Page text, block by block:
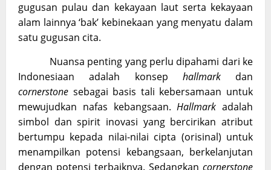
gugusan pulau dan kekayaan laut serta kekayaan
alam lainnya ‘bak’ kebinekaan yang menyatu dalam
satu gugusan cita.
Nuansa penting yang perlu dipahami dari ke
Indonesiaan adalah konsep hallmarkdan
cornerstone sebagai basis tali kebersamaan untuk
mewujudkan nafas kebangsaan.Hallmark adalah
simbol dan spirit inovasi yang bercirikan atribut
bertumpu kepada nilai-nilai cipta (orisinal) untuk
menampilkan potensi kebangsaan, berkelanjutan
dengan potensi terbaiknya. Sedangkan cornerstone